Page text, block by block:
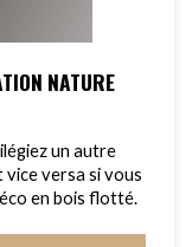
NATURE
un autre
versa si vous
en bois flotté.